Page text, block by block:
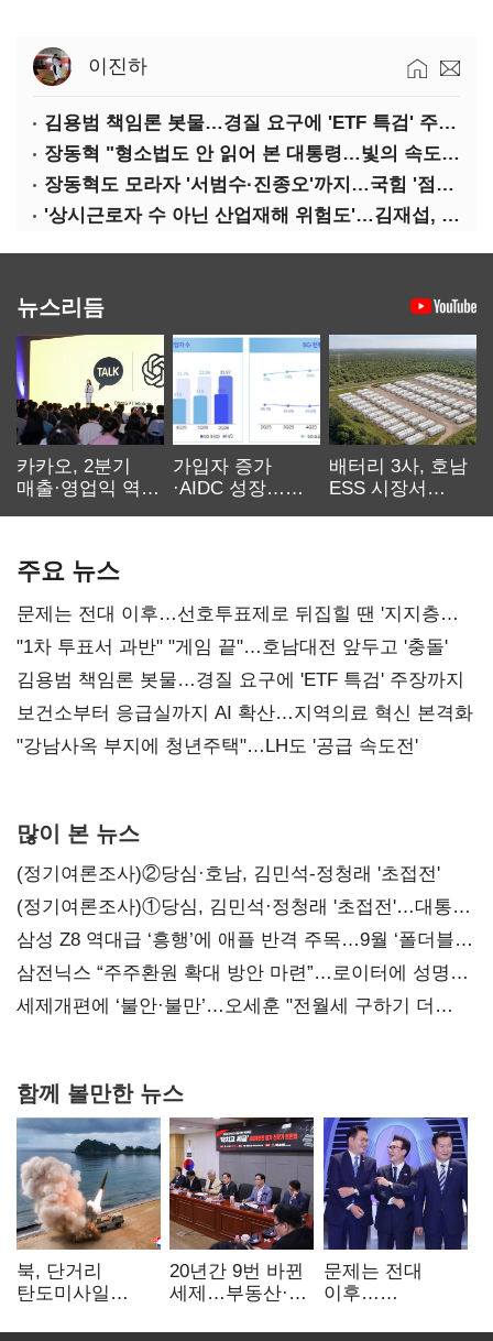
이진하
김용범 책임론 봇물…경질 요구에 'ETF 특검' 주장까지
장동혁 "형소법도 안 읽어 본 대통령…빛의 속도로 무너질 것"
장동혁도 모라자 '서범수·진종오'까지…국힘 '점입가경'
'상시근로자 수 아닌 산업재해 위험도'…김재섭, 산재예방 지원기준 손질
뉴스리듬
카카오, 2분기
매출·영업익 역대
가입자 증가
·AIDC 성장…
배터리 3사, 호남
ESS 시장서
주요 뉴스
문제는 전대 이후…선호투표제로 뒤집힐 땐 '지지층
불복'
"1차 투표서 과반" "게임 끝"…호남대전 앞두고 '충돌'
김용범 책임론 봇물…경질 요구에 'ETF 특검' 주장까지
보건소부터 응급실까지 AI 확산…지역의료 혁신 본격화
"강남사옥 부지에 청년주택"…LH도 '공급 속도전'
많이 본 뉴스
(정기여론조사)②당심·호남, 김민석-정청래 '초접전'
(정기여론조사)①당심, 김민석·정청래 '초접전'…대통령
지지도 '50% 아래로'(종합)
삼성 Z8 역대급 ‘흥행’에 애플 반격 주목…9월 ‘폴더블
대전’
삼전닉스 “주주환원 확대 방안 마련”…로이터에 성명
보내
세제개편에 ‘불안·불만’…오세훈 "전월세 구하기 더
함께 볼만한 뉴스
북, 단거리
탄도미사일
20년간 9번 바뀐
세제…부동산·
문제는 전대
이후…